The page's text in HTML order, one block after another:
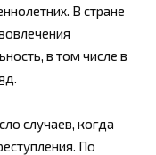
В стране
в том числе в
.
случаев, когда
По